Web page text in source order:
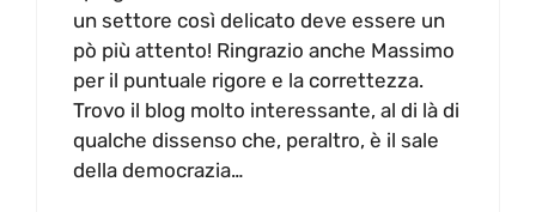
un settore così delicato deve essere un
pò più attento! Ringrazio anche Massimo
per il puntuale rigore e la correttezza.
Trovo il blog molto interessante, al di là di
qualche dissenso che, peraltro, è il sale
della democrazia…